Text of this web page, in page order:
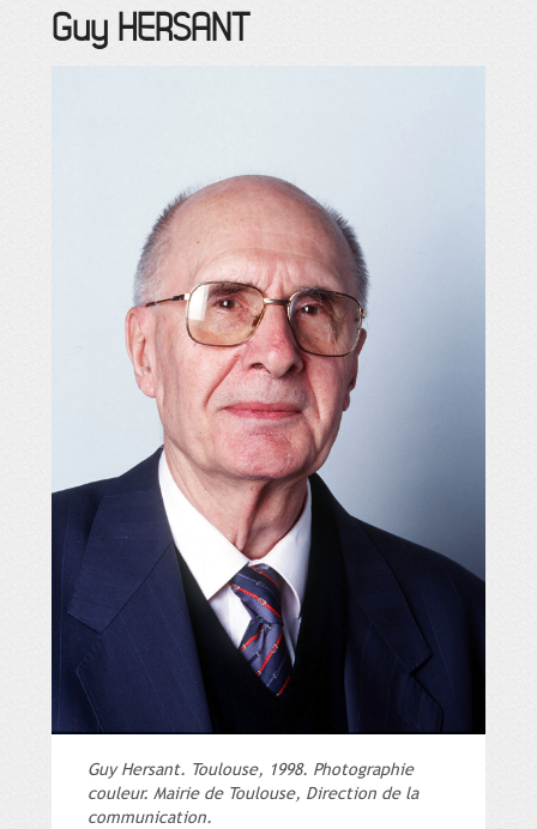
Guy HERSANT
Guy Hersant. Toulouse, 1998. Photographie
couleur. Mairie de Toulouse, Direction de la
communication.